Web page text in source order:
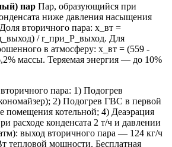
пар Пар, образующийся при
ниже давления насыщения
вторичного пара: x_вт =
/ r_при_P_выход. Для
в атмосферу: x_вт = (559 -
массы. Теряемая энергия — до 10%
пара: 1) Подогрев
2) Подогрев ГВС в первой
помещения котельной; 4) Деаэрация
расходе конденсата 2 т/ч и давлении
выход вторичного пара — 124 кг/ч
тепловой мощности. Бесплатная